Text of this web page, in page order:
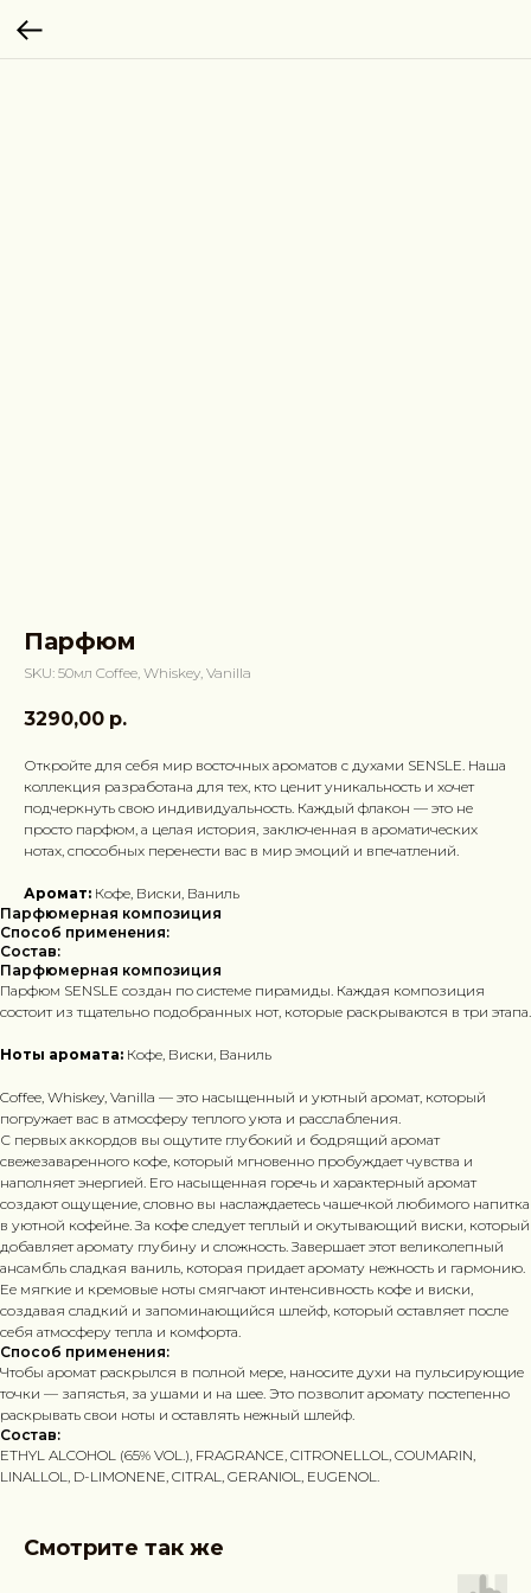
Парфюм
SKU: 50мл Coffee, Whiskey, Vanilla
3290,00 р.
Откройте для себя мир восточных ароматов с духами SENSLE. Наша
коллекция разработана для тех, кто ценит уникальность и хочет
подчеркнуть свою индивидуальность. Каждый флакон — это не
просто парфюм, а целая история, заключенная в ароматических
нотах, способных перенести вас в мир эмоций и впечатлений.
Аромат: Кофе, Виски, Ваниль
Парфюмерная композиция
Способ применения:
Состав:
Парфюмерная композиция
Парфюм SENSLE создан по системе пирамиды. Каждая композиция
состоит из тщательно подобранных нот, которые раскрываются в три этапа.
Ноты аромата: Кофе, Виски, Ваниль
Coffee, Whiskey, Vanilla — это насыщенный и уютный аромат, который
погружает вас в атмосферу теплого уюта и расслабления.
С первых аккордов вы ощутите глубокий и бодрящий аромат
свежезаваренного кофе, который мгновенно пробуждает чувства и
наполняет энергией. Его насыщенная горечь и характерный аромат
создают ощущение, словно вы наслаждаетесь чашечкой любимого напитка
в уютной кофейне. За кофе следует теплый и окутывающий виски, который
добавляет аромату глубину и сложность. Завершает этот великолепный
ансамбль сладкая ваниль, которая придает аромату нежность и гармонию.
Ее мягкие и кремовые ноты смягчают интенсивность кофе и виски,
создавая сладкий и запоминающийся шлейф, который оставляет после
себя атмосферу тепла и комфорта.
Способ применения:
Чтобы аромат раскрылся в полной мере, наносите духи на пульсирующие
точки — запястья, за ушами и на шее. Это позволит аромату постепенно
раскрывать свои ноты и оставлять нежный шлейф.
Состав:
ETHYL ALCOHOL (65% VOL.), FRAGRANCE, CITRONELLOL, COUMARIN,
LINALLOL, D-LIMONENE, CITRAL, GERANIOL, EUGENOL.
Смотрите так же